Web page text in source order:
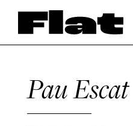
Pau Escat